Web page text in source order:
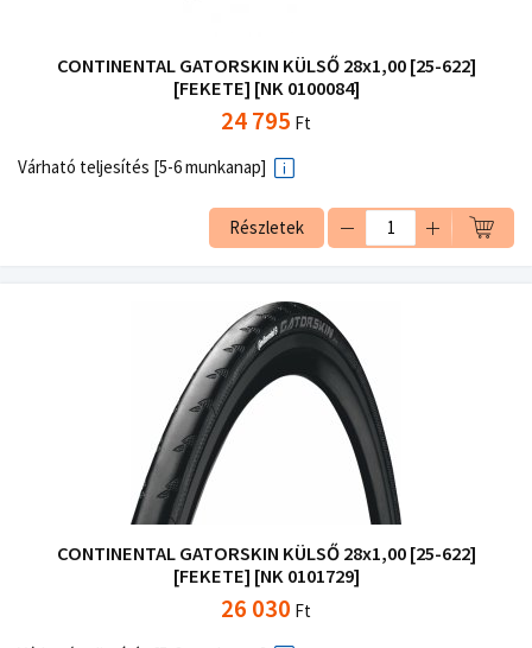
CONTINENTAL GATORSKIN KÜLSŐ 28x1,00 [25-622]
[FEKETE] [NK 0100084]
24 795 Ft
Várható teljesítés [5-6 munkanap]
Részletek
CONTINENTAL GATORSKIN KÜLSŐ 28x1,00 [25-622]
[FEKETE] [NK 0101729]
26 030 Ft